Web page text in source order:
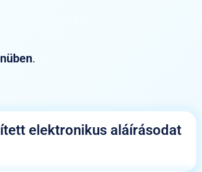
.
elektronikus aláírásodat